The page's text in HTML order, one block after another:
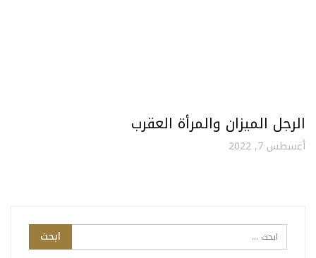
الرجل الميزان والمرأة العقرب
أغسطس 7, 2022